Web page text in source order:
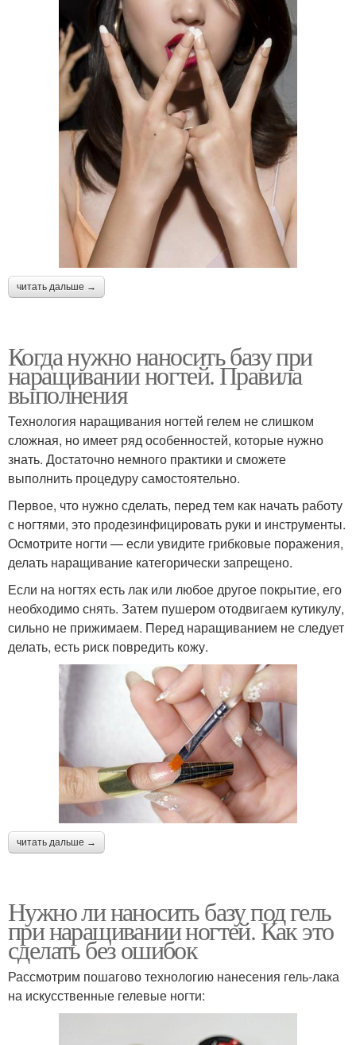
читать дальше →
Когда нужно наносить базу при
наращивании ногтей. Правила
выполнения
Технология наращивания ногтей гелем не слишком
сложная, но имеет ряд особенностей, которые нужно
знать. Достаточно немного практики и сможете
выполнить процедуру самостоятельно.
Первое, что нужно сделать, перед тем как начать работу
с ногтями, это продезинфицировать руки и инструменты.
Осмотрите ногти — если увидите грибковые поражения,
делать наращивание категорически запрещено.
Если на ногтях есть лак или любое другое покрытие, его
необходимо снять. Затем пушером отодвигаем кутикулу,
сильно не прижимаем. Перед наращиванием не следует
делать, есть риск повредить кожу.
читать дальше →
Нужно ли наносить базу под гель
при наращивании ногтей. Как это
сделать без ошибок
Рассмотрим пошагово технологию нанесения гель-лака
на искусственные гелевые ногти: